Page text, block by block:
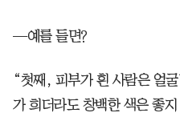
—예를 들면?
“첫째, 피부가 흰 사람은 얼
가 희더라도 창백한 색은 좋